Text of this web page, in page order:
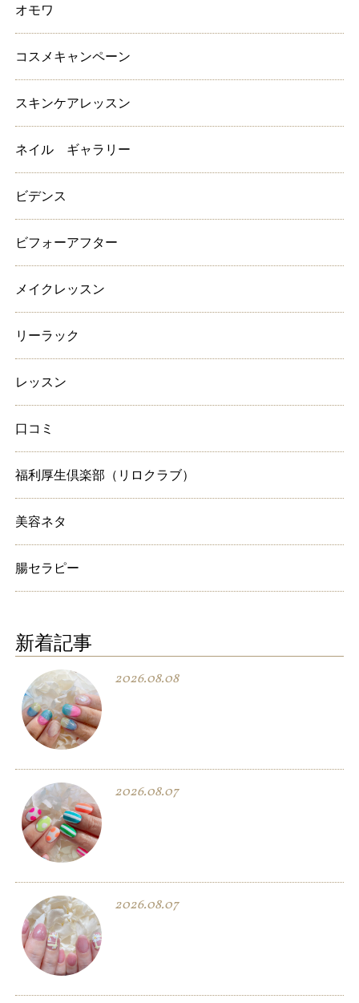
オモワ
コスメキャンペーン
スキンケアレッスン
ネイル ギャラリー
ビデンス
ビフォーアフター
メイクレッスン
リーラック
レッスン
口コミ
福利厚生倶楽部（リロクラブ）
美容ネタ
腸セラピー
新着記事
2026.08.08
2026.08.07
2026.08.07